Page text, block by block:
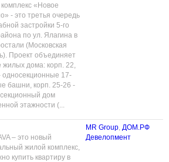
«Новое
- это третья очередь
застройки 5-го
по ул. Ялагина в
(Московская
Проект объединяет
жилых дома: корп. 22,
односекционные 17-
башни, корп. 25-26 -
дом
этажности (...
– это новый
жилой комплекс,
купить квартиру в
MR Group, ДОМ.РФ
Девелопмент